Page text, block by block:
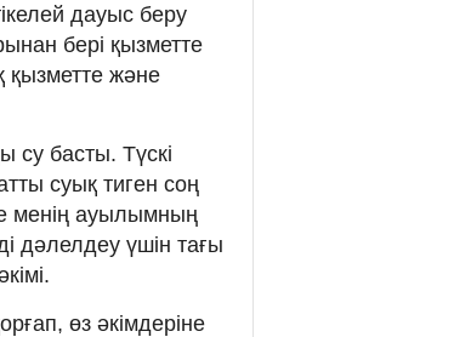
дауыс беру
бері қызметте
қызметте және
су басты. Түскі
суық тиген соң
менің ауылымның
дәлелдеу үшін тағы
өз әкімдеріне